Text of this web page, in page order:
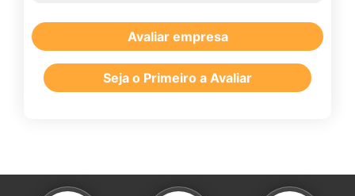
Avaliar empresa
Seja o Primeiro a Avaliar